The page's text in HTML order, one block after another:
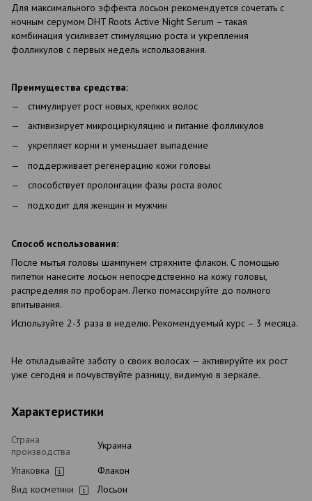
Для максимального эффекта лосьон рекомендуется сочетать с
ночным серумом DHT Roots Active Night Serum – такая
комбинация усиливает стимуляцию роста и укрепления
фолликулов с первых недель использования.
Преимущества средства:
стимулирует рост новых, крепких волос
активизирует микроциркуляцию и питание фолликулов
укрепляет корни и уменьшает выпадение
поддерживает регенерацию кожи головы
способствует пролонгации фазы роста волос
подходит для женщин и мужчин
Способ использования:
После мытья головы шампунем стряхните флакон. С помощью
пипетки нанесите лосьон непосредственно на кожу головы,
распределяя по проборам. Легко помассируйте до полного
впитывания.
Используйте 2-3 раза в неделю. Рекомендуемый курс – 3 месяца.
Не откладывайте заботу о своих волосах — активируйте их рост
уже сегодня и почувствуйте разницу, видимую в зеркале.
Характеристики
Страна
производства
Украина
Упаковка
Флакон
Вид косметики
Лосьон